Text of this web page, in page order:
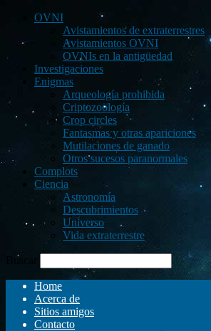
OVNI
Avistamientos de extraterrestres
Avistamientos OVNI
OVNIs en la antigüedad
Investigaciones
Enigmas
Arqueología prohibida
Criptozoología
Crop circles
Fantasmas y otras apariciones
Mutilaciones de ganado
Otros sucesos paranormales
Complots
Ciencia
Astronomía
Descubrimientos
Universo
Vida extraterrestre
Buscar
Home
Acerca de
Sitios amigos
Contacto